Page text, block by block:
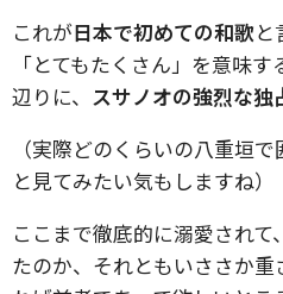
これが日本で初めての和歌
「とてもたくさん」を意味
辺りに、 スサノオの強烈な独
（実際どのくらいの八重垣
と見てみたい気もしますね）
ここまで徹底的に溺愛され
たのか、それともいささか